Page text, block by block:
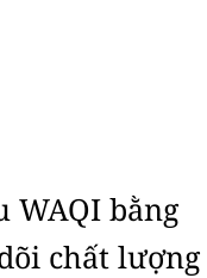
WAQI bằng
chất lượng